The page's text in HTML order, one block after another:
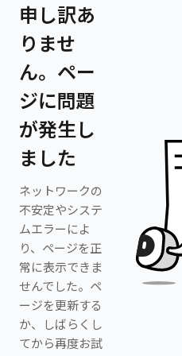
申し訳あ
りませ
ん。ペー
ジに問題
が発生し
ました
ネットワークの
不安定やシステ
ムエラーによ
り、ページを正
常に表示できま
せんでした。ペ
ージを更新する
か、しばらくし
てから再度お試